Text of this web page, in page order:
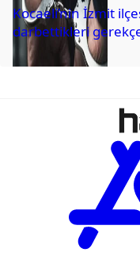
Kocaeli’nin İzmit
darbettikleri
alınan 4 şüpheliden
Kocaeli Valiliğinden